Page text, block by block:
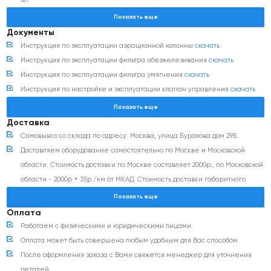
Фильтр умягчения DFD 1054 с клапаном управления TMF116Q3 - 1 шт
Фильтр ВВ10" с угольным картриджем - 1 шт
Показать еще
Документы
Инструкция по эксплуатации аэрационной колонны скачать
Инструкция по эксплуатации фильтра обезжелезивания скачать
Инструкция по эксплуатации фильтра умягчения скачать
Инструкция по настройке и эксплуатации клапан управления скачать
Инструкция на фильтр дисковыйскачать
Инструкция по эксплуатации фильтра патронногоскачать
Декларация соответствияскачать
Сертификат соответствияскачать
Санитарно-эпидемиологическое и гигиеническое заключениескачать
Показать еще
Доставка
Самовывоз со склада по адресу: Москва, улица Буракова дом 29Б.
Доставляем оборудование самостоятельно по Москве и Московской
области. Стоимость доставки по Москве составляет 2000р., по Московской
области - 2000р.+ 35р./км от МКАД. Стоимость доставки габаритного
оборудования (более 350 кг и/или 0,8 м3) согласовывается с
менеджером дополнительно.
Доставка оборудования транспортными компаниями: Деловые линии,
ПЭК, CDEK и любыми другими ТК (по согласованию). Стоимость доставки
можно рассчитать на сайте транспортной компании. Доставка до
терминала транспортной компании в г. Москве негабаритного
Показать еще
Оплата
Работаем с физическими и юридическими лицами.
Оплата может быть совершена любым удобным для Вас способом.
После оформления заказа с Вами свяжется менеджер для уточнения